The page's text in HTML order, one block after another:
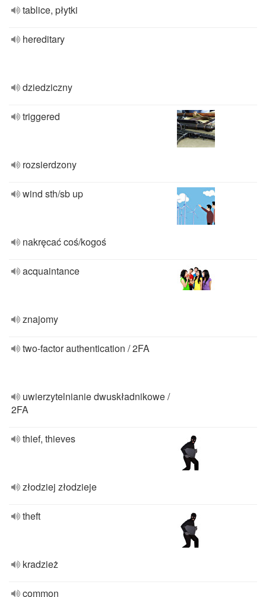
tablice, płytki
hereditary
dziedziczny
triggered
rozsierdzony
wind sth/sb up
nakręcać coś/kogoś
acquaintance
znajomy
two-factor authentication / 2FA
uwierzytelnianie dwuskładnikowe /
2FA
thief, thieves
złodziej złodzieje
theft
kradzież
common